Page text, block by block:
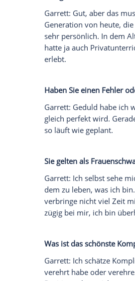
Könnten Sie ohne
Garrett : Es würde
ich
Was haben Sie in
Garrett: Ich habe
meinem Neffen
war viel mit meiner
musikalischen
einen tollen, regen
Familie gesucht.
Wie gehen Sie mit
Garrett : Gut, aber
Generation von